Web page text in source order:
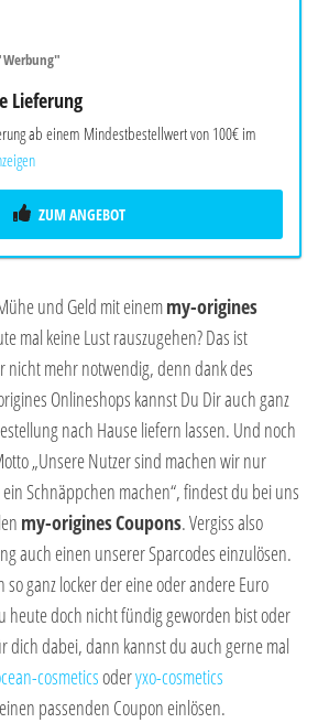
Lieferung
ab einem Mindestbestellwert von 100€ im
ZUM ANGEBOT
und Geld mit einemmy-origines
mal keine Lust rauszugehen? Das ist
nicht mehr notwendig, denn dank des
Onlineshops kannst Du Dir auch ganz
nach Hause liefern lassen. Und noch
„Unsere Nutzer sind machen wir nur
Schnäppchen machen“, findest du bei uns
my-originesCoupons. Vergiss also
auch einen unserer Sparcodes einzulösen.
so ganz locker der eine oder andere Euro
heute doch nicht fündig geworden bist oder
dich dabei, dann kannst du auch gerne mal
cosmeticsoderyxo-cosmetics
passenden Coupon einlösen.